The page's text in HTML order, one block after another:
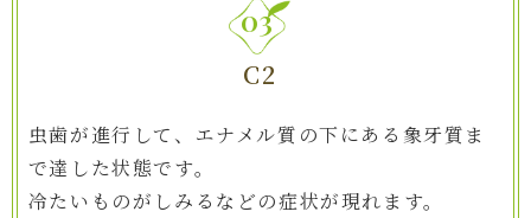
03
C2
虫歯が進行して、エナメル質の下にある象牙質ま
で達した状態です。
冷たいものがしみるなどの症状が現れます。